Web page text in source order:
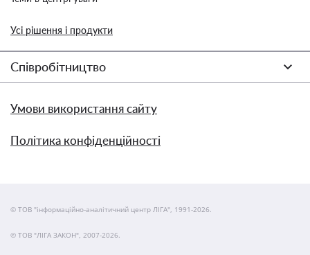
Усі рішення і продукти
Співробітництво
Умови використання сайту
Політика конфіденційності
© ТОВ "інформаційно-аналітичний центр ЛІГА", 1991-2026.
© ТОВ "ЛІГА ЗАКОН", 2007-2026.